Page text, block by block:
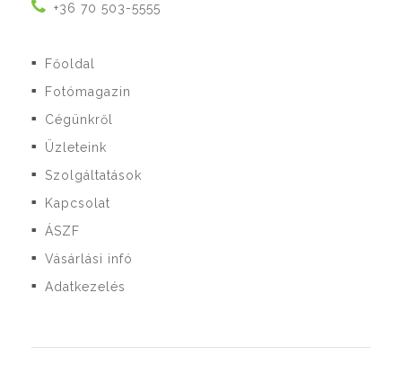
+36 70 503-5555
■ Főoldal
■ Fotómagazin
■ Cégünkről
■ Üzleteink
■ Szolgáltatások
■ Kapcsolat
■ ÁSZF
■ Vásárlási infó
■ Adatkezelés